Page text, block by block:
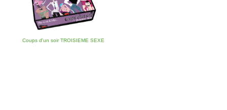
Coups d'un soir TROISIEME SEXE